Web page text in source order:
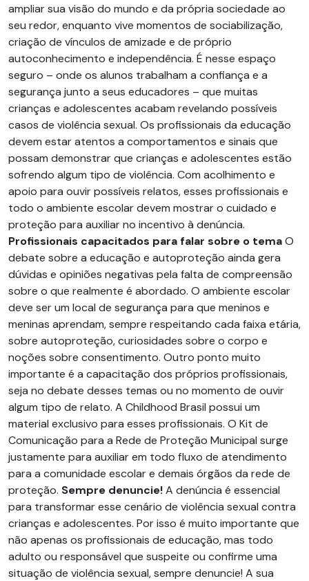
ampliar sua visão do mundo e da própria sociedade ao
seu redor, enquanto vive momentos de sociabilização,
criação de vínculos de amizade e de próprio
autoconhecimento e independência. É nesse espaço
seguro – onde os alunos trabalham a confiança e a
segurança junto a seus educadores – que muitas
crianças e adolescentes acabam revelando possíveis
casos de violência sexual. Os profissionais da educação
devem estar atentos a comportamentos e sinais que
possam demonstrar que crianças e adolescentes estão
sofrendo algum tipo de violência. Com acolhimento e
apoio para ouvir possíveis relatos, esses profissionais e
todo o ambiente escolar devem mostrar o cuidado e
proteção para auxiliar no incentivo à denúncia.
Profissionais capacitados para falar sobre o temaO
debate sobre a educação e autoproteção ainda gera
dúvidas e opiniões negativas pela falta de compreensão
sobre o que realmente é abordado. O ambiente escolar
deve ser um local de segurança para que meninos e
meninas aprendam, sempre respeitando cada faixa etária,
sobre autoproteção, curiosidades sobre o corpo e
noções sobre consentimento. Outro ponto muito
importante é a capacitação dos próprios profissionais,
seja no debate desses temas ou no momento de ouvir
algum tipo de relato. A Childhood Brasil possui um
material exclusivo para esses profissionais. O Kit de
Comunicação para a Rede de Proteção Municipal surge
justamente para auxiliar em todo fluxo de atendimento
para a comunidade escolar e demais órgãos da rede de
proteção. Sempre denuncie!A denúncia é essencial
para transformar esse cenário de violência sexual contra
crianças e adolescentes. Por isso é muito importante que
não apenas os profissionais de educação, mas todo
adulto ou responsável que suspeite ou confirme uma
situação de violência sexual, sempre denuncie! A sua